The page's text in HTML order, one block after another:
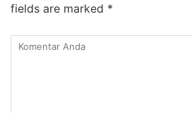
fields are marked *